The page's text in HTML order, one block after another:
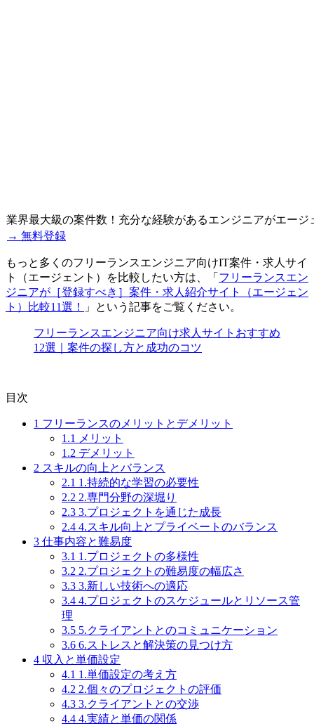
業界最大級の案件数！充分な経験があるエンジニアがエー
→ 無料登録
もっと多くのフリーランスエンジニア向けIT案件・求人サイ
ト（エージェント）を比較したい方は、「 フリーランスエン
ジニアが［登録すべき］案件・求人紹介サイト（エージェン
ト）比較11選！
」という記事をご覧ください。
フリーランスエンジニア向け求人サイトおすすめ
12選｜案件の探し方と成功のコツ
目次
1 フリーランスのメリットとデメリット
1.1
メリット
1.2 デメリット
2 スキルの向上とバランス
2.1 1.持続的な学習の必要性
2.2 2.専門分野の深堀り
2.3 3.プロジェクトを通じた成長
2.4 4.スキル向上とプライベートのバランス
3 仕事内容と難易度
3.1 1.プロジェクトの多様性
3.2 2.プロジェクトの難易度の幅広さ
3.3 3.新しい技術への適応
3.4 4.プロジェクトのスケジュールとリソース管
理
3.5 5.クライアントとのコミュニケーション
3.6 6.ストレスと解決策の見つけ方
4 収入と単価設定
4.1 1.単価設定の考え方
4.2 2.個々のプロジェクトの評価
4.3 3.クライアントとの交渉
4.4 4.実績と単価の関係